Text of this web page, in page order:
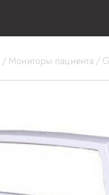
/Мониторы пациента /